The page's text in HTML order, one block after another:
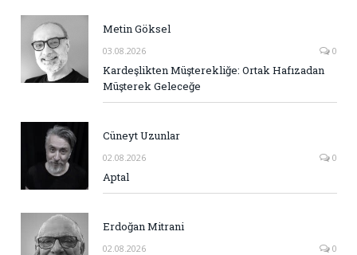
Metin Göksel
03.08.2026 0
Kardeşlikten Müşterekliğe: Ortak Hafızadan
Müşterek Geleceğe
Cüneyt Uzunlar
02.08.2026 0
Aptal
Erdoğan Mitrani
02.08.2026 0